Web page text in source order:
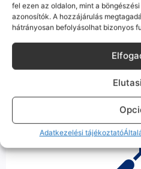
fel ezen az oldalon, mint a
azonosítók. A hozzájárulás
hátrányosan befolyásolhat bizonyos
Adatkezelési tájékoztató
Ingyenes
Ha messze laksz, mi
probléma esetén küldjük a
javítva vagy cserélve